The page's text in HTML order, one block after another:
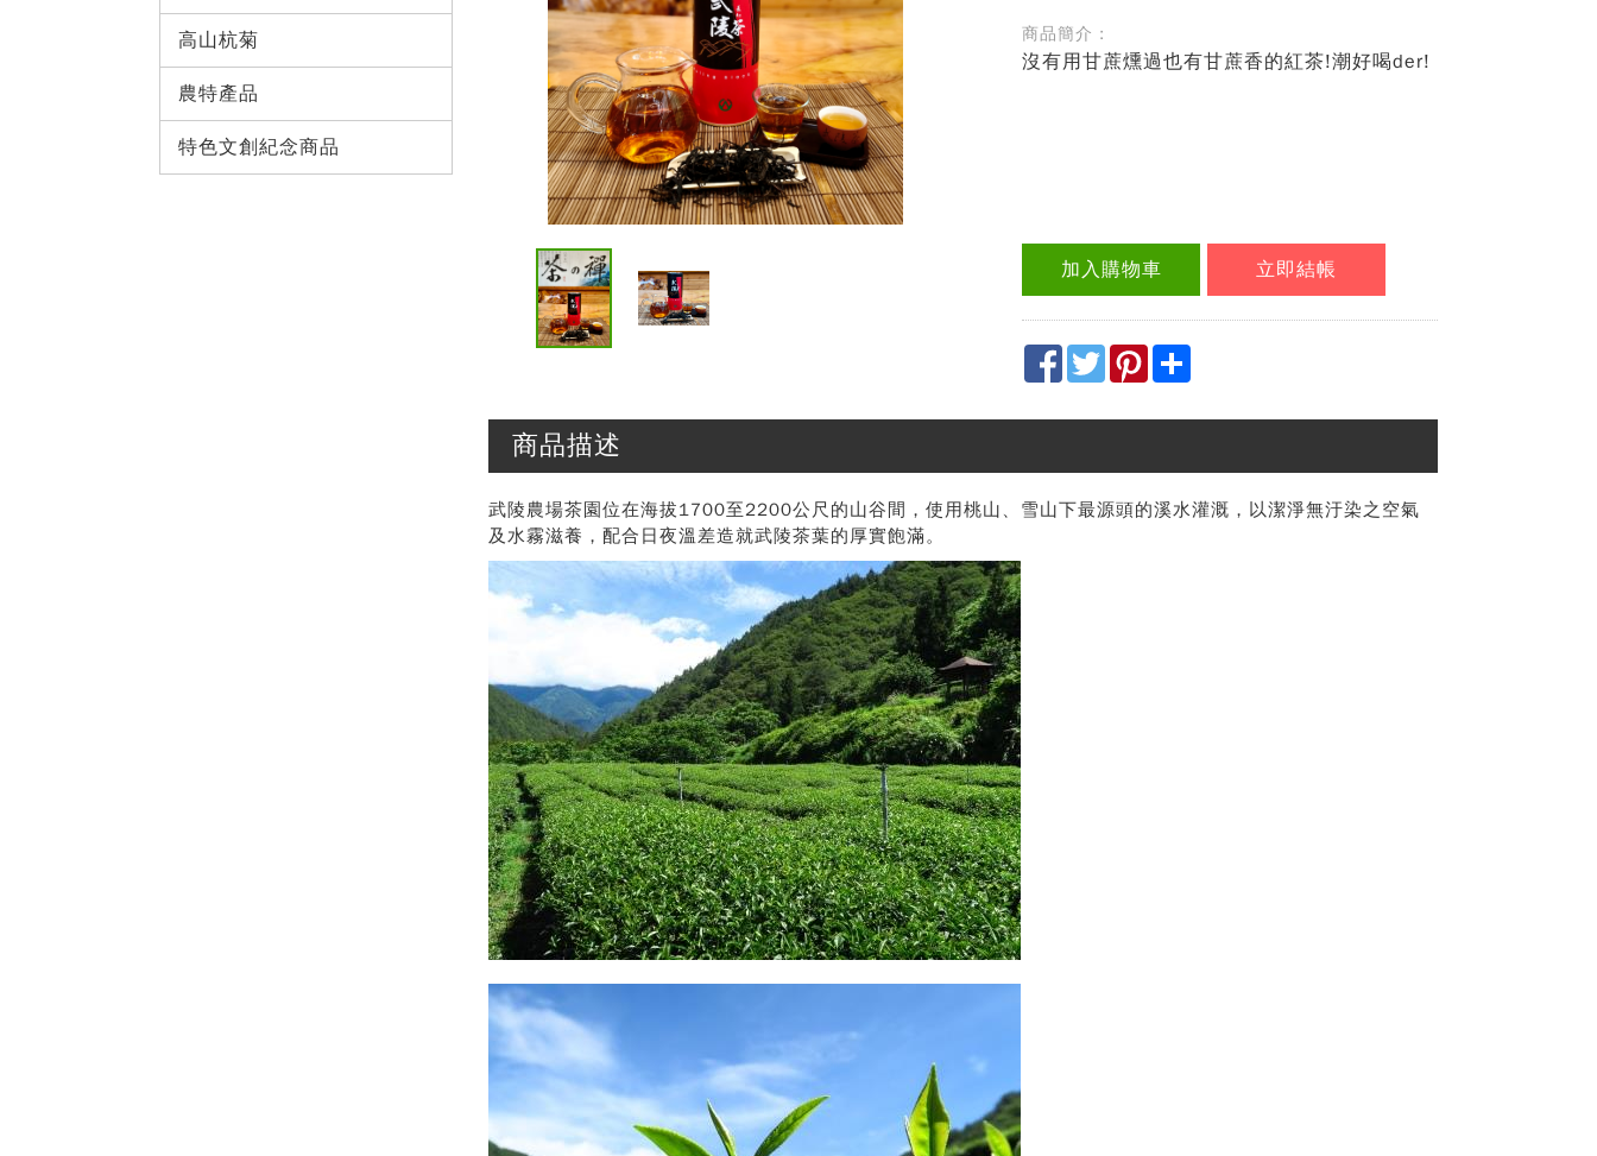
高山杭菊
農特產品
特色文創紀念商品
商品簡介 :
沒有用甘蔗燻過也有甘蔗香的紅茶!潮好喝der!
加入購物車 立即結帳
Facebook
TwitterPinterest
商品描述
武陵農場茶園位在海拔1700至2200公尺的山谷間，使用桃山、雪山下最源頭的溪水灌溉，以潔淨無汙染之空氣
及水霧滋養，配合日夜溫差造就武陵茶葉的厚實飽滿。